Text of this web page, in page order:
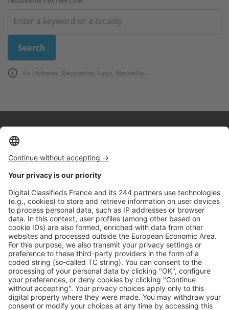
Ex : Acheter, Décoration, Lyon, Marseille...
Retrouvez-nous sur …
A propos
Qui sommes-nous ?
Contacter le service client
Nous rejoindre